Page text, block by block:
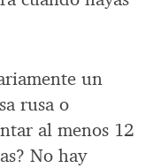
un
rusa o
al menos 12
No hay